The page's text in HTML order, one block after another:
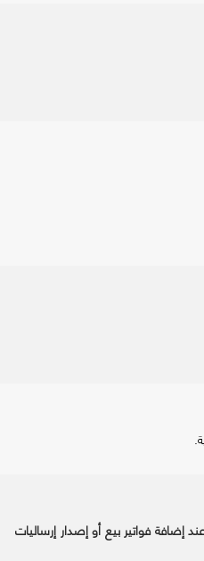
فواتير بيع أو إصدار إرساليات